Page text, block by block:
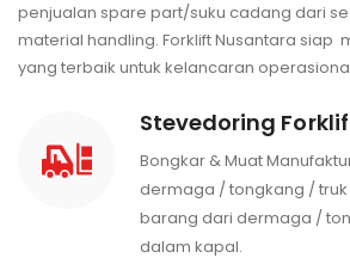
penjualan spare part/suku cadang dari
material handling. Forklift Nusantara siap
yang terbaik untuk kelancaran
Stevedoring
Bongkar & Muat
dermaga / tongkang /
barang dari dermaga /
dalam kapal.